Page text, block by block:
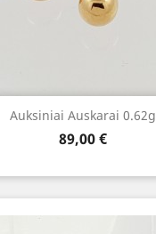
Auksiniai Auskarai 0.62g
Kaina
89,00 €